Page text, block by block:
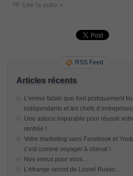
Lire la suite »
RSS Feed
Articles récents
L’erreur fatale que font pratiquement
indépendants et les chefs d’entreprises
Une astuce imparable pour réussir
rentrée !
Votre marketing sans Facebook et
c’est comme voyager à cheval !
Nos voeux pour vous…
L’étrange secret de Lionel Russo…